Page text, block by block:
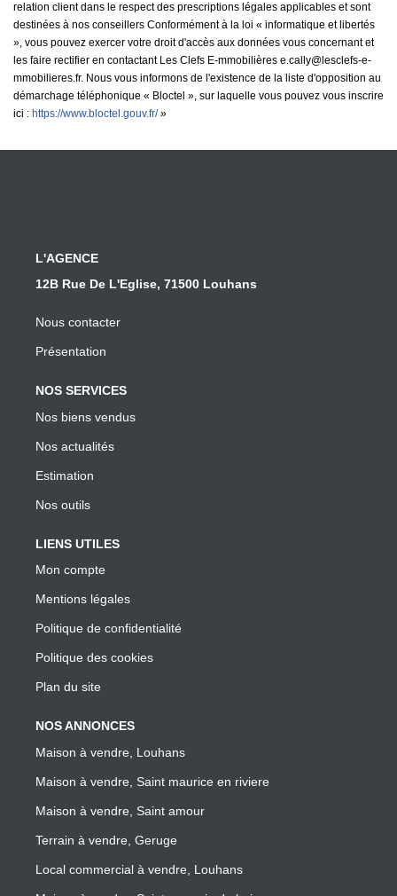
relation client dans le respect des prescriptions légales applicables et sont
destinées à nos conseillers Conformément à la loi « informatique et libertés
», vous pouvez exercer votre droit d'accès aux données vous concernant et
les faire rectifier en contactant Les Clefs E-mmobilières e.cally@lesclefs-e-
mmobilieres.fr. Nous vous informons de l'existence de la liste d'opposition au
démarchage téléphonique « Bloctel », sur laquelle vous pouvez vous inscrire
ici : https://www.bloctel.gouv.fr/»
L'AGENCE
12B Rue De L'Eglise, 71500 Louhans
Nous contacter
Présentation
NOS SERVICES
Nos biens vendus
Nos actualités
Estimation
Nos outils
LIENS UTILES
Mon compte
Mentions légales
Politique de confidentialité
Politique des cookies
Plan du site
NOS ANNONCES
Maison à vendre, Louhans
Maison à vendre, Saint maurice en riviere
Maison à vendre, Saint amour
Terrain à vendre, Geruge
Local commercial à vendre, Louhans